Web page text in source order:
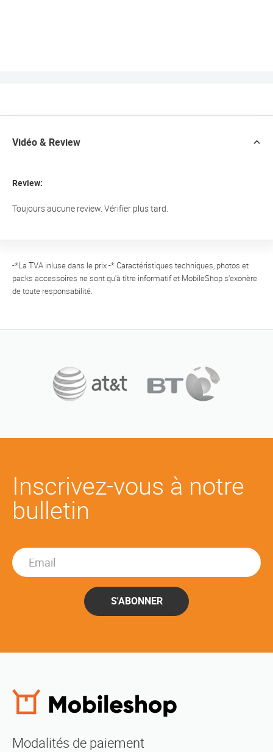
Vidéo & Review
Review:
Toujours aucune review. Vérifier plus tard.
-*La TVA inluse dans le prix -* Caractéristiques techniques, photos et
packs accessoires ne sont qu'à tître informatif et MobileShop s'exonère
de toute responsabilité.
Inscrivez-vous à notre
bulletin
S'ABONNER
Modalités de paiement